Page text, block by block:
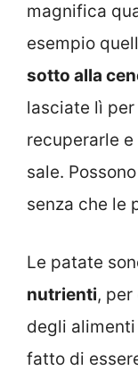
magnifica
esempio
sotto alla
lasciate lì
recuperarle
sale.
senza che le
Le patate
nutrienti,
degli
fatto di